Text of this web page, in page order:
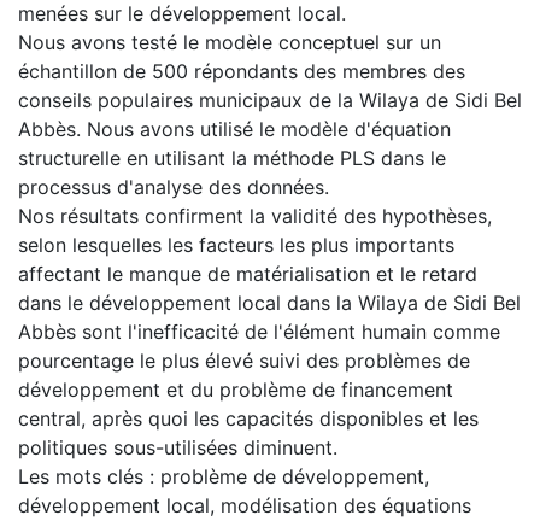
menées sur le développement local.
Nous avons testé le modèle conceptuel sur un
échantillon de 500 répondants des membres des
conseils populaires municipaux de la Wilaya de Sidi Bel
Abbès. Nous avons utilisé le modèle d'équation
structurelle en utilisant la méthode PLS dans le
processus d'analyse des données.
Nos résultats confirment la validité des hypothèses,
selon lesquelles les facteurs les plus importants
affectant le manque de matérialisation et le retard
dans le développement local dans la Wilaya de Sidi Bel
Abbès sont l'inefficacité de l'élément humain comme
pourcentage le plus élevé suivi des problèmes de
développement et du problème de financement
central, après quoi les capacités disponibles et les
politiques sous-utilisées diminuent.
Les mots clés : problème de développement,
développement local, modélisation des équations